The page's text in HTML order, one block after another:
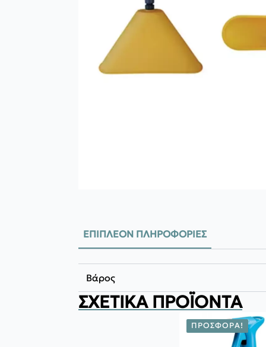
ΕΠΙΠΛΈΟΝ ΠΛΗΡΟΦΟΡΊΕΣ
Βάρος
ΣΧΕΤΙΚΆ ΠΡΟΪΌΝΤΑ
ΠΡΟΣΦΟΡΆ!